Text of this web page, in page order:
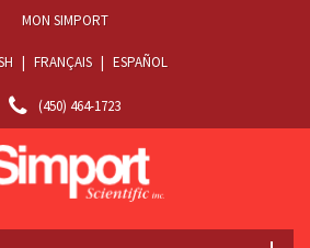
(450) 464-1723
| FRANÇAIS | ESPAÑOL
MON SIMPORT